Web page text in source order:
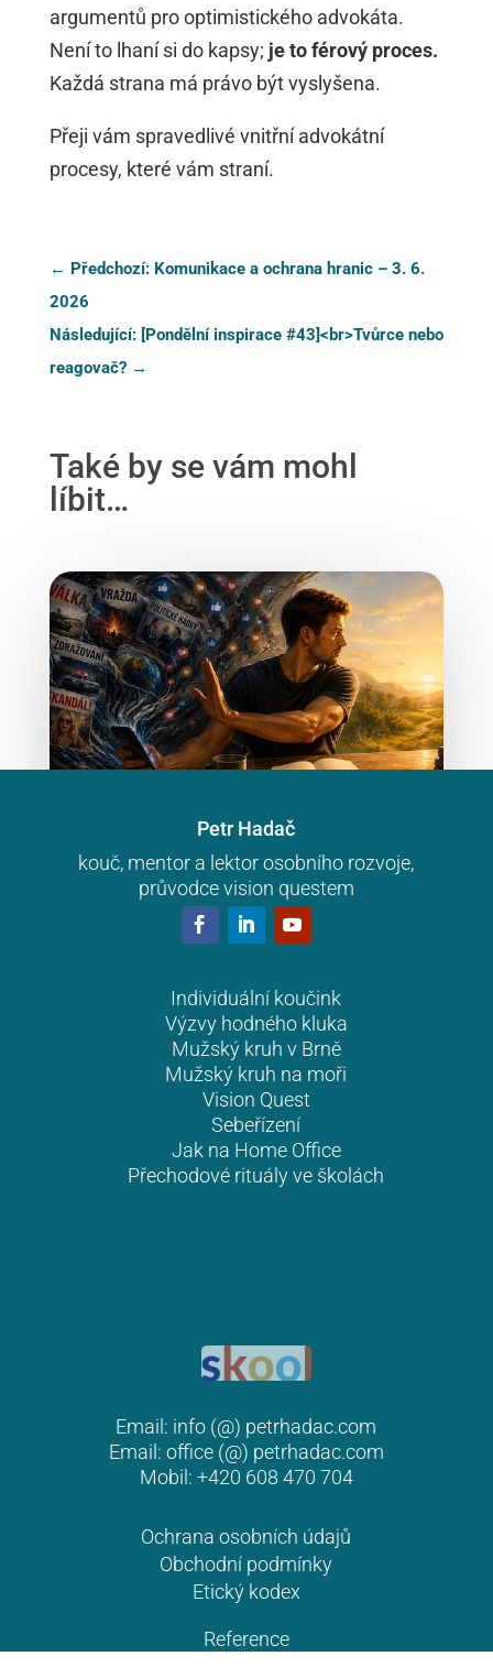
argumentů pro optimistického advokáta.
Není to lhaní si do kapsy; je to férový proces.
Každá strana má právo být vyslyšena.
Přeji vám spravedlivé vnitřní advokátní
procesy, které vám straní.
← Předchozí: Komunikace a ochrana hranic – 3. 6.
2026
Následující: [Pondělní inspirace #43]<br>Tvůrce nebo
reagovač?→
Také by se vám mohl
líbit…
[Pondělní inspirace #52]
Zprávy nejsou vždy zprávy
Ráno. Ještě než pořádně vstanete, natáhnete se
vzhůru, se na vás vysype válka z druhého konce
světa, vražda o dvě města dál, další…
Deficit záměru
Znáte ten večerní pocit? Celý den jste něco
něco tady, něco tam. A přesto se v posteli
přistihnete u otázky: co jsem to vlastně dnes
dělal? Ne že byste zaháleli. Naopak, byli jste…
Petr Hadač
kouč, mentor a lektor osobního rozvoje,
průvodce vision questem
Individuální koučink
Výzvy hodného kluka
Mužský kruh v Brně
Mužský kruh na moři
Vision Quest
Sebeřízení
Jak na Home Office
Přechodové rituály ve školách
Email: info (@) petrhadac.com
Email: office (@) petrhadac.com
Mobil: +420 608 470 704
Ochrana osobních údajů
Obchodní podmínky
Etický kodex
Reference